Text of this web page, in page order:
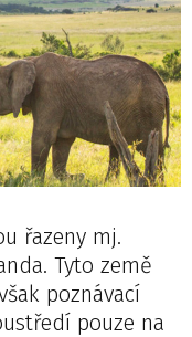
řazeny mj.
Tyto země
poznávací
pouze na